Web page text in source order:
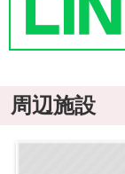
周辺施設